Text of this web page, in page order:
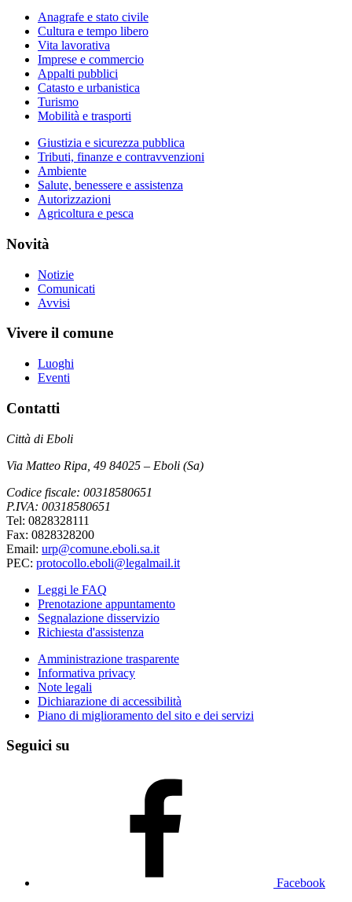
Anagrafe e stato civile
Cultura e tempo libero
Vita lavorativa
Imprese e commercio
Appalti pubblici
Catasto e urbanistica
Turismo
Mobilità e trasporti
Giustizia e sicurezza pubblica
Tributi, finanze e contravvenzioni
Ambiente
Salute, benessere e assistenza
Autorizzazioni
Agricoltura e pesca
Novità
Notizie
Comunicati
Avvisi
Vivere il comune
Luoghi
Eventi
Contatti
Città di Eboli
Via Matteo Ripa, 49 84025 – Eboli (Sa)
Codice fiscale: 00318580651
P.IVA: 00318580651
Tel: 0828328111
Fax: 0828328200
Email: urp@comune.eboli.sa.it
PEC: protocollo.eboli@legalmail.it
Leggi le FAQ
Prenotazione appuntamento
Segnalazione disservizio
Richiesta d'assistenza
Amministrazione trasparente
Informativa privacy
Note legali
Dichiarazione di accessibilità
Piano di miglioramento del sito e dei servizi
Seguici su
Facebook